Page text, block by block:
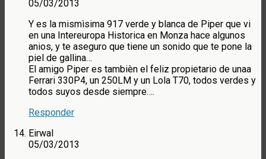
05/03/2013
Y es la mismìsima 917 verde y blanca de Piper que vi
en una Intereuropa Historica en Monza hace algunos
anios, y te aseguro que tiene un sonido que te pone la
piel de gallina…
El amigo Piper es tambièn el feliz propietario de unaa
Ferrari 330P4, un 250LM y un Lola T70, todos verdes y
todos suyos desde siempre….
Responder
Eirwal
05/03/2013